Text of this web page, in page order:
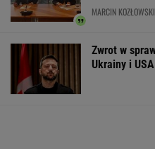
MARCIN KOZŁOWSKI
Zwrot w
Ukrainy i USA